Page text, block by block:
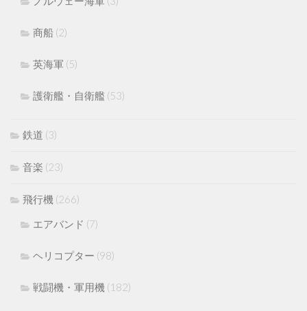
商船 (2)
英海軍 (5)
護衛艦・自衛艦 (53)
鉄道 (3)
音楽 (23)
飛行機 (266)
エアバンド (7)
ヘリコプター (98)
戦闘機・軍用機 (182)